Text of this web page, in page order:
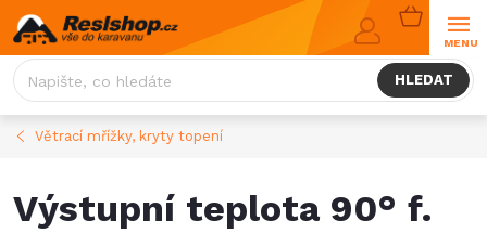
Přejít
na
obsah
HLEDAT
NÁKUPNÍ
KOŠÍK
Větrací mřížky, kryty topení
Výstupní teplota 90° f.